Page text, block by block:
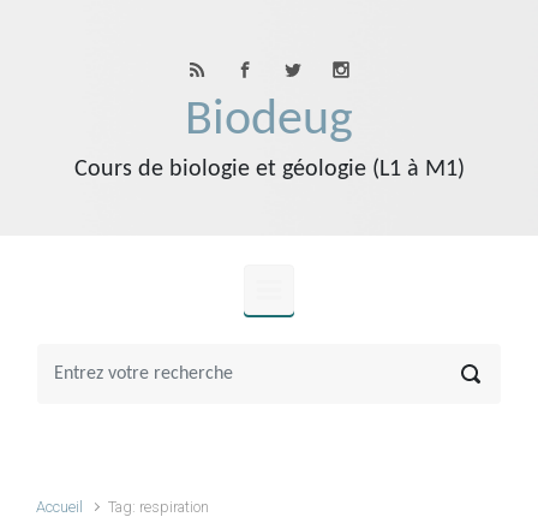
Biodeug
Cours de biologie et géologie (L1 à M1)
Accueil Tag: respiration